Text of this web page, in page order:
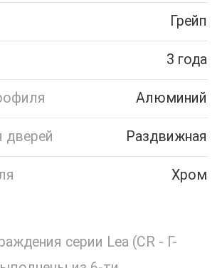
Грейп
3 года
Алюминий
дверей Раздвижная
Хром
серии Lea (СR - Г-